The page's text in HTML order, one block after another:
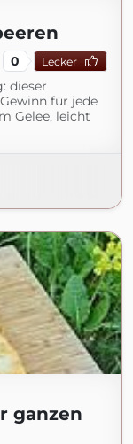
0 Lecker
dieser
für jede
Gelee, leicht
ganzen